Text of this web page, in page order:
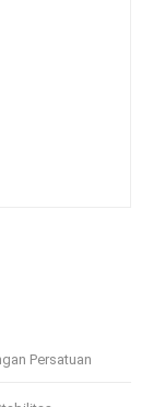
Persatuan